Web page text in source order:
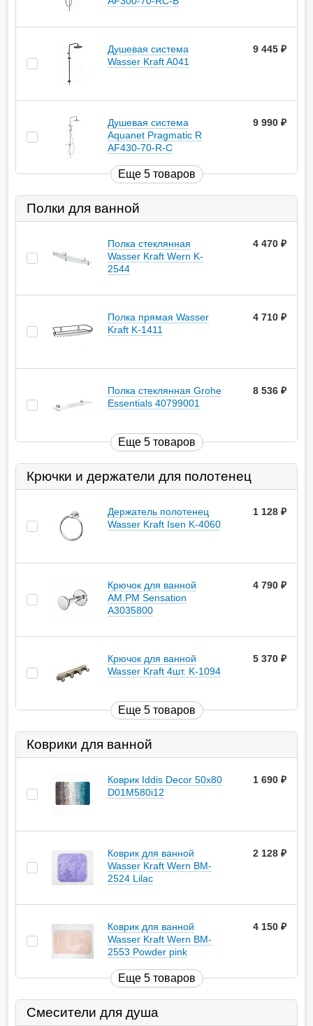
Душевая система
Wasser Kraft A041
9 445
Душевая система
Aquanet Pragmatic R
AF430-70-R-C
9 990
Еще 5 товаров
Полки для ванной
Полка стеклянная
Wasser Kraft Wern K-
2544
4 470
Полка прямая Wasser
Kraft K-1411
4 710
Полка стеклянная Grohe
Essentials 40799001
8 536
Еще 5 товаров
Крючки и держатели для полотенец
Держатель полотенец
Wasser Kraft Isen K-4060
1 128
Крючок для ванной
AM.PM Sensation
A3035800
4 790
Крючок для ванной
Wasser Kraft 4шт. K-1094
5 370
Еще 5 товаров
Коврики для ванной
Коврик Iddis Decor 50х80
D01M580i12
1 690
Коврик для ванной
Wasser Kraft Wern BM-
2524 Lilac
2 128
Коврик для ванной
Wasser Kraft Wern BM-
2553 Powder pink
4 150
Еще 5 товаров
Смесители для душа